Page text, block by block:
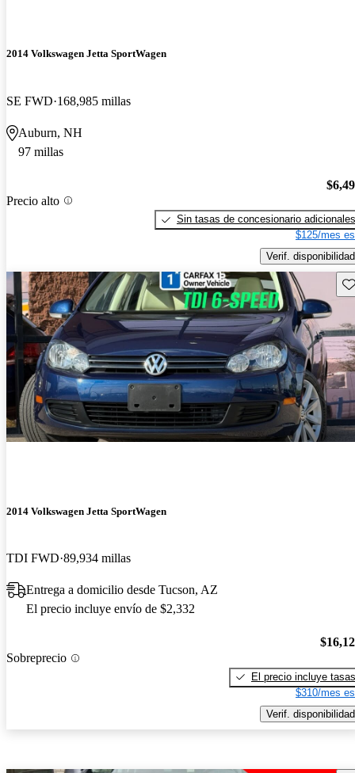
2014 Volkswagen Jetta SportWagen
SE FWD 168,985 millas
Auburn, NH
97 millas
Precio alto
Sin tasas de concesionario adicionales
$125/mes
Verif. disponibilidad
2014 Volkswagen Jetta SportWagen
TDI FWD 89,934 millas
Entrega a domicilio desde Tucson, AZ
El precio incluye envío de $2,332
Sobreprecio
El precio incluye tasas
$310/mes
Verif. disponibilidad